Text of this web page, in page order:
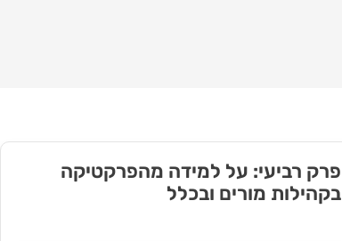
פרק רביעי: על למידה מהפרקטיקה
בקהילות מורים ובכלל